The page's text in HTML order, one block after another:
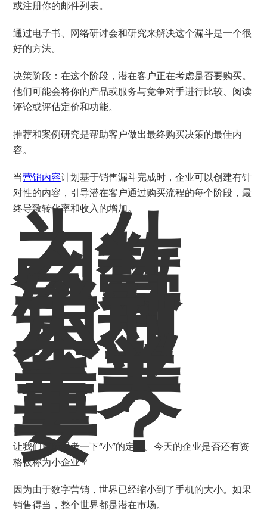
或注册你的邮件列表。
通过电子书、网络研讨会和研究来解决这个漏斗是一个很
好的方法。
决策阶段：在这个阶段，潜在客户正在考虑是否要购买。
他们可能会将你的产品或服务与竞争对手进行比较、阅读
评论或评估定价和功能。
推荐和案例研究是帮助客户做出最终购买决策的最佳内
容。
当营销内容计划基于销售漏斗完成时，企业可以创建有针
对性的内容，引导潜在客户通过购买流程的每个阶段，最
终导致转化率和收入的增加。
为什
么数
字营
销对
小型
企业
至关
重
要？
让我们重新思考一下“小”的定义。今天的企业是否还有资
格被称为小企业？
因为由于数字营销，世界已经缩小到了手机的大小。如果
销售得当，整个世界都是潜在市场。